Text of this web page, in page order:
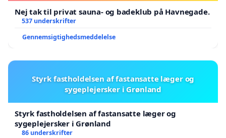
Nej tak til privat sauna- og badeklub på Havnegade.
537 underskrifter
Gennemsigtighedsmeddelelse
Styrk fastholdelsen af fastansatte læger og
sygeplejersker i Grønland
Styrk fastholdelsen af fastansatte læger og
sygeplejersker i Grønland
86 underskrifter